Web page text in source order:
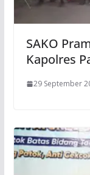
SAKO
Kapolres
29 September